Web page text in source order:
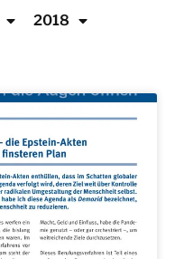
2018